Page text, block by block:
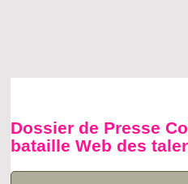
Dossier de Presse
bataille Web des